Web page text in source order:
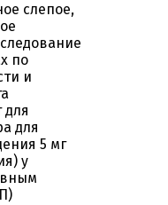
слепое,
по
и
для
для
5 мг
у